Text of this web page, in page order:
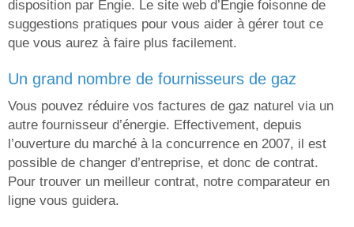
disposition par Engie. Le site web d’Engie foisonne de
suggestions pratiques pour vous aider à gérer tout ce
que vous aurez à faire plus facilement.
un grand nombre de fournisseurs de gaz
Vous pouvez réduire vos factures de gaz naturel via un
autre fournisseur d’énergie. Effectivement, depuis
l’ouverture du marché à la concurrence en 2007, il est
possible de changer d’entreprise, et donc de contrat.
Pour trouver un meilleur contrat, notre comparateur en
ligne vous guidera.